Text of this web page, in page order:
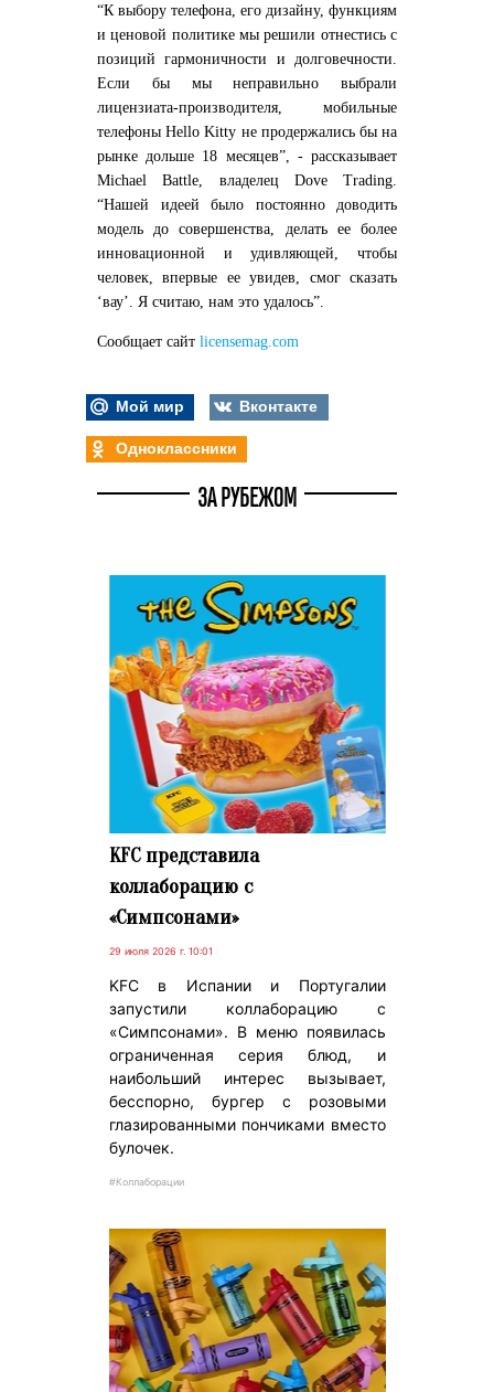
“К выбору телефона, его дизайну, функциям
и ценовой политике мы решили отнестись с
позиций гармоничности и долговечности.
Если бы мы неправильно выбрали
лицензиата-производителя, мобильные
телефоны Hello Kitty не продержались бы на
рынке дольше 18 месяцев”, - рассказывает
Michael Battle, владелец Dove Trading.
“Нашей идеей было постоянно доводить
модель до совершенства, делать ее более
инновационной и удивляющей, чтобы
человек, впервые ее увидев, смог сказать
‘вау’. Я считаю, нам это удалось”.
Сообщает сайт licensemag.com
Мой мир
Вконтакте
Одноклассники
ЗА РУБЕЖОМ
KFC представила
коллаборацию с
«Симпсонами»
29 июля 2026 г. 10:01
KFC в Испании и Португалии
запустили коллаборацию с
«Симпсонами». В меню появилась
ограниченная серия блюд, и
наибольший интерес вызывает,
бесспорно, бургер с розовыми
глазированными пончиками вместо
булочек.
#Коллаборации